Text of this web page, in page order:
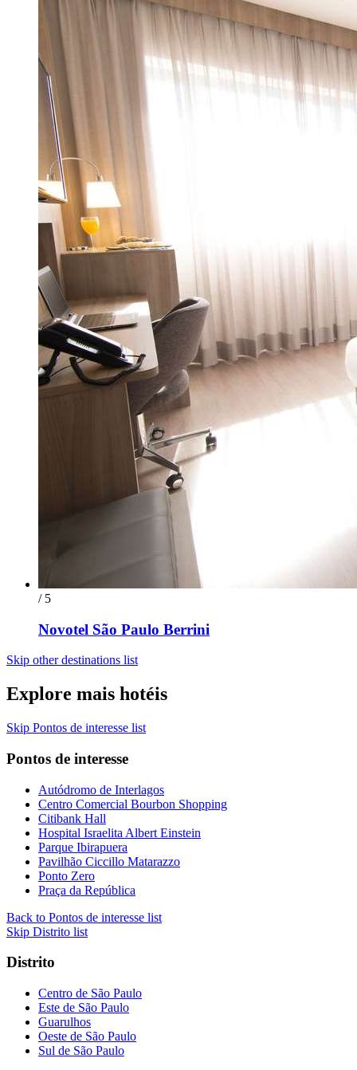
/ 5
Novotel São Paulo Berrini
Skip other destinations list
Explore mais hotéis
Skip Pontos de interesse list
Pontos de interesse
Autódromo de Interlagos
Centro Comercial Bourbon Shopping
Citibank Hall
Hospital Israelita Albert Einstein
Parque Ibirapuera
Pavilhão Ciccillo Matarazzo
Ponto Zero
Praça da República
Back to Pontos de interesse list
Skip Distrito list
Distrito
Centro de São Paulo
Este de São Paulo
Guarulhos
Oeste de São Paulo
Sul de São Paulo